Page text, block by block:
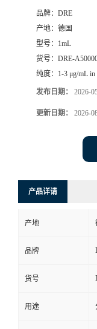
品牌： DRE
产地： 德国
型号： 1mL
货号： DRE-
纯度： 1-3 μg/mL in
发布日期： 2026-
更新日期： 2026-
产品详请
产地
品牌
货号
用途